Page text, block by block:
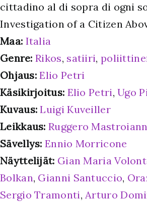
cittadino al di sopra di ogni
Investigation of a Citizen
Maa: Italia
Genre:Rikos, satiiri,
Ohjaus:Elio Petri
Käsikirjoitus: Elio Petri,Ugo
Kuvaus:Luigi Kuveiller
Leikkaus: Ruggero
Sävellys: Ennio Morricone
Näyttelijät: Gian Maria
Bolkan, Gianni Santuccio,
Sergio Tramonti,Arturo